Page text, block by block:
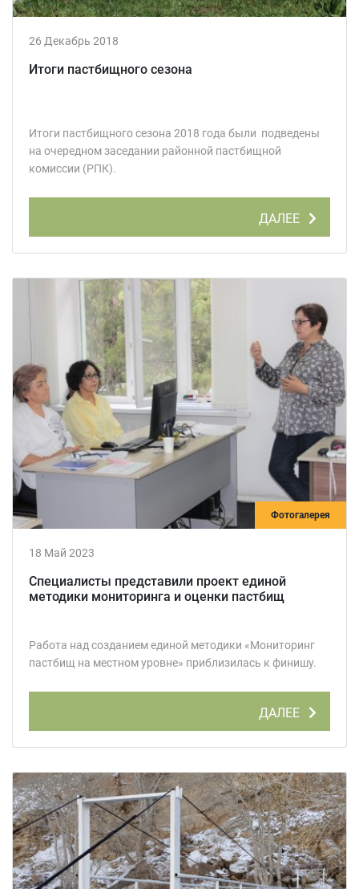
26 Декабрь 2018
Итоги пастбищного сезона
Итоги пастбищного сезона 2018 года были подведены
на очередном заседании районной пастбищной
комиссии (РПК).
ДАЛЕЕ
Фотогалерея
18 Май 2023
Специалисты представили проект единой
методики мониторинга и оценки пастбищ
Работа над созданием единой методики «Мониторинг
пастбищ на местном уровне» приблизилась к финишу.
ДАЛЕЕ